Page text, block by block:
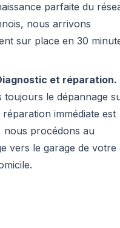
parfaite du
nous arrivons
sur place en 30
et réparation.
toujours le dépannage
réparation immédiate est
nous procédons au
vers le garage de votre